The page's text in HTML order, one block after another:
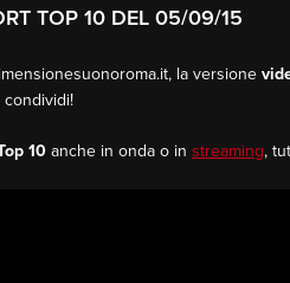
TOP 10 DEL 05/09/15
la versione
condividi!
10 anche in onda o in streaming,